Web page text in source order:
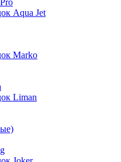
Aqua Jet
Marko
Liman